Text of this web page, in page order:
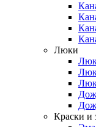
Люки
Краски и